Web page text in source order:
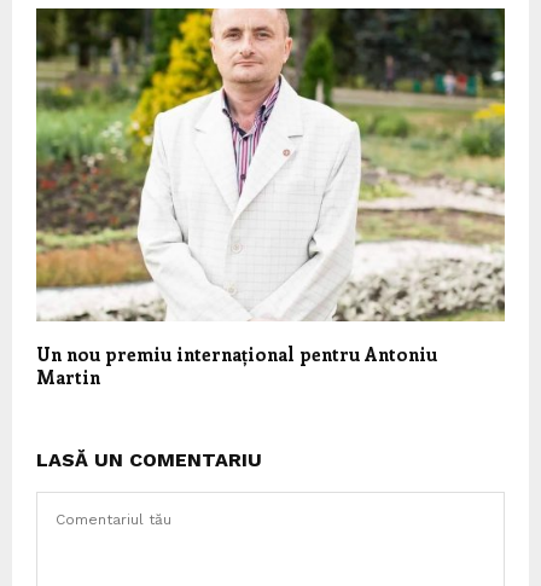
Un nou premiu internațional pentru Antoniu
Martin
LASĂ UN COMENTARIU